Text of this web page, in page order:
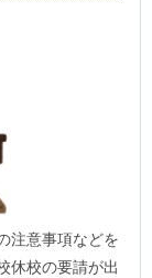
注意事項などを
休校の要請が出